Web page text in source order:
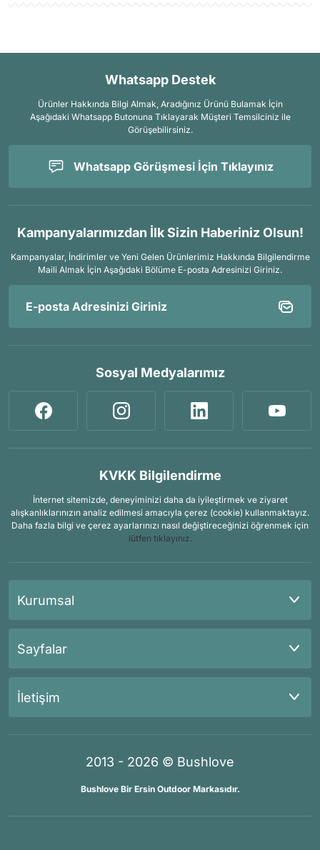
Whatsapp Destek
Ürünler Hakkında Bilgi Almak, Aradığınız Ürünü Bulamak İçin
Aşağıdaki Whatsapp Butonuna Tıklayarak Müşteri Temsilciniz ile
Görüşebilirsiniz.
Whatsapp Görüşmesi İçin Tıklayınız
Kampanyalarımızdan İlk Sizin Haberiniz Olsun!
Kampanyalar, İndirimler ve Yeni Gelen Ürünlerimiz Hakkında Bilgilendirme
Maili Almak İçin Aşağıdaki Bölüme E-posta Adresinizi Giriniz.
Sosyal Medyalarımız
KVKK Bilgilendirme
İnternet sitemizde, deneyiminizi daha da iyileştirmek ve ziyaret
alışkanlıklarınızın analiz edilmesi amacıyla çerez (cookie) kullanmaktayız.
Daha fazla bilgi ve çerez ayarlarınızı nasıl değiştireceğinizi öğrenmek için
lütfen tıklayınız.
Kurumsal
Sayfalar
İletişim
2013 - 2026 © Bushlove
Bushlove Bir Ersin Outdoor Markasıdır.